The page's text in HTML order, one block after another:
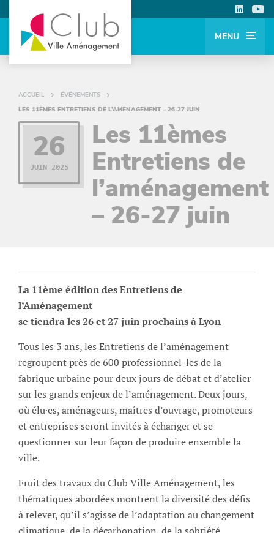
MENU
ACCUEIL
ÉVÉNEMENTS
LES 11ÈMES ENTRETIENS DE L’AMÉNAGEMENT – 26-27 JUIN
26
JUIN 2025
Les 11èmes
Entretiens de
l’aménagement
– 26-27 juin
La 11ème édition des Entretiens de
l’Aménagement
se tiendra les 26 et 27 juin prochains à Lyon
Tous les 3 ans, les Entretiens de l’aménagement
regroupent près de 600 professionnel-les de la
fabrique urbaine pour deux jours de débat et d’atelier
sur les grands enjeux de l’aménagement. Deux jours,
où élu·es, aménageurs, maîtres d’ouvrage, promoteurs
et entreprises seront invités à échanger et se
questionner sur leur façon de produire ensemble la
ville.
Fruit des travaux du Club Ville Aménagement, les
thématiques abordées montrent la diversité des défis
à relever, qu’il s’agisse de l’adaptation au changement